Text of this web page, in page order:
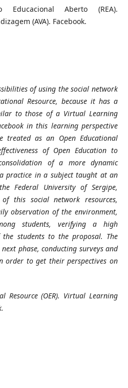
Educacional Aberto (REA).
(AVA). Facebook.
of using the social network
Resource, because it has a
to those of a Virtual Learning
in this learning perspective
treated as an Open Educational
of Open Education to
of a more dynamic
practice in a subject taught at an
Federal University of Sergipe,
this social network resources,
observation of the environment,
students, verifying a high
the students to the proposal. The
phase, conducting surveys and
order to get their perspectives on
Resource (OER). Virtual Learning